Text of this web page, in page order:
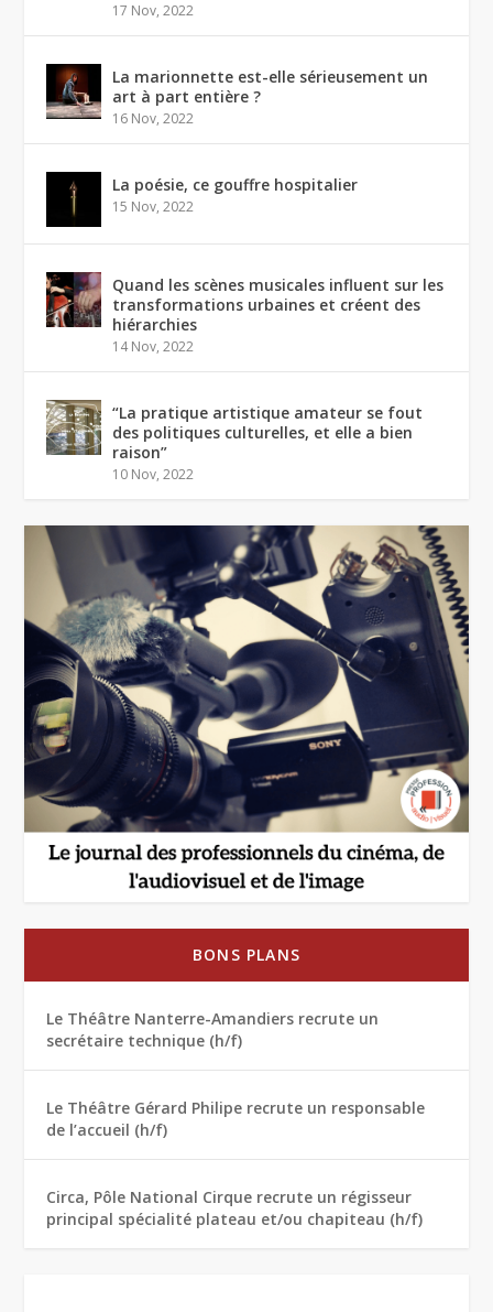
17 Nov, 2022
La marionnette est-elle sérieusement un
art à part entière ?
16 Nov, 2022
La poésie, ce gouffre hospitalier
15 Nov, 2022
Quand les scènes musicales influent sur les
transformations urbaines et créent des
hiérarchies
14 Nov, 2022
“La pratique artistique amateur se fout
des politiques culturelles, et elle a bien
raison”
10 Nov, 2022
BONS PLANS
Le Théâtre Nanterre-Amandiers recrute un
secrétaire technique (h/f)
Le Théâtre Gérard Philipe recrute un responsable
de l’accueil (h/f)
Circa, Pôle National Cirque recrute un régisseur
principal spécialité plateau et/ou chapiteau (h/f)